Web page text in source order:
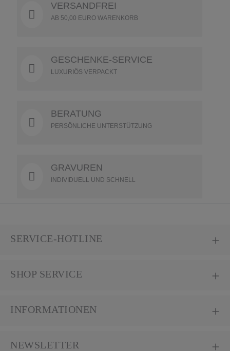
VERSANDFREI
AB 50,00 EURO WARENKORB
GESCHENKE-SERVICE
LUXURIÖS VERPACKT
BERATUNG
PERSÖNLICHE UNTERSTÜTZUNG
GRAVUREN
INDIVIDUELL UND SCHNELL
SERVICE-HOTLINE
SHOP SERVICE
INFORMATIONEN
NEWSLETTER